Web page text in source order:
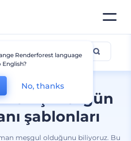
için özgün
şablonları
meşgul olduğunu biliyoruz. Bu
Renderforest language
English?
No, thanks